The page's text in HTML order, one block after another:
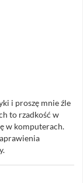
i proszę mnie źle
to rzadkość w
w komputerach.